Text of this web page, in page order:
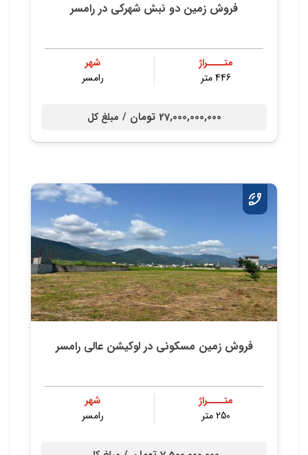
فروش زمین دو نبش شهرکی در رامسر
متــــراژ
446 متر
شهر
رامسر
27,000,000,000 تومان / مبلغ کل
فروش زمین مسکونی در لوکیشن عالی رامسر
متــــراژ
250 متر
شهر
رامسر